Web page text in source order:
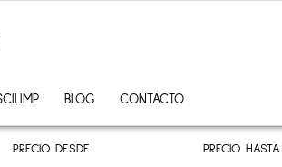
BLOG CONTACTO